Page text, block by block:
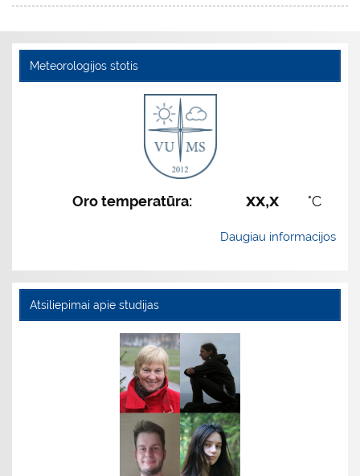
Meteorologijos stotis
Oro temperatūra: xx,x °C
Daugiau informacijos
Atsiliepimai apie studijas